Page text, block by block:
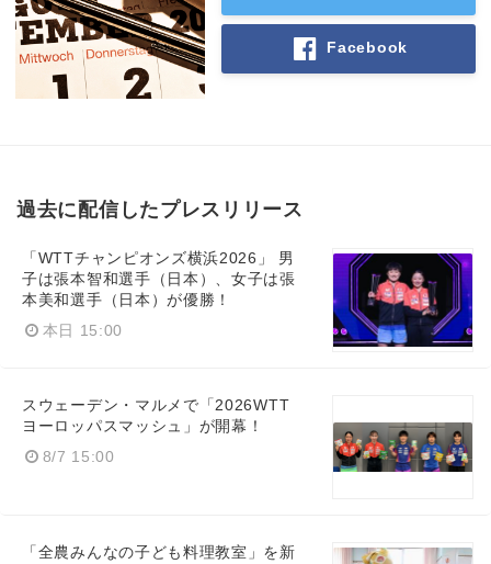
Facebook
過去に配信したプレスリリース
「WTTチャンピオンズ横浜2026」 男
子は張本智和選手（日本）、女子は張
本美和選手（日本）が優勝！
本日 15:00
スウェーデン・マルメで「2026WTT
ヨーロッパスマッシュ」が開幕！
8/7 15:00
「全農みんなの子ども料理教室」を新
Japanese